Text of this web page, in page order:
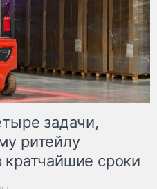
задачи,
ритейлу
сроки